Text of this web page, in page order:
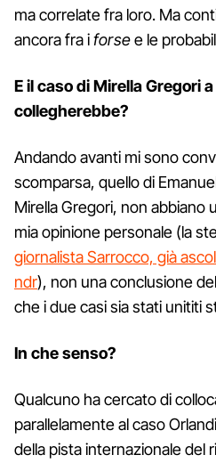
ma correlate fra loro. Ma
ancora fra iforsee le
E il caso di Mirella Gregori
collegherebbe?
Andando avanti mi sono
scomparsa, quello di
Mirella Gregori, non abbiano
mia opinione personale (la
giornalista Sarrocco, già
ndr), non una conclusione
che i due casi sia stati unititi
In che senso?
Qualcuno ha cercato di
parallelamente al caso
della pista internazionale del